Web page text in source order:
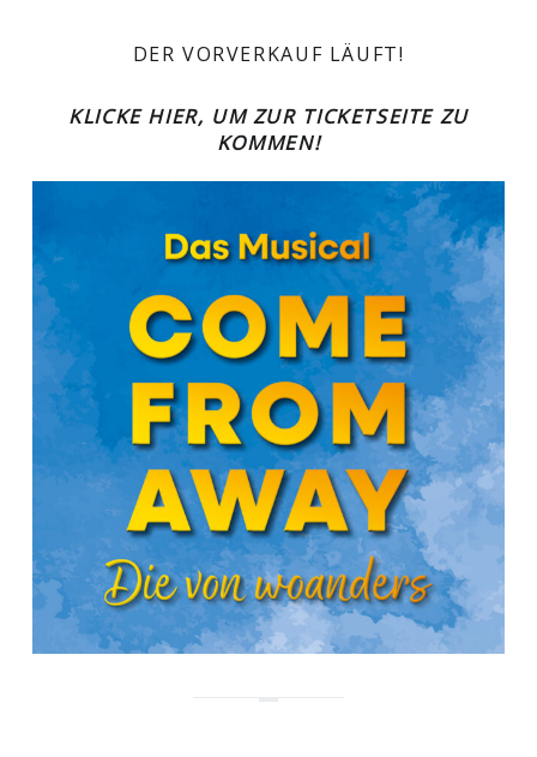
DER VORVERKAUF LÄUFT!
KLICKE HIER, UM ZUR TICKETSEITE ZU
KOMMEN!